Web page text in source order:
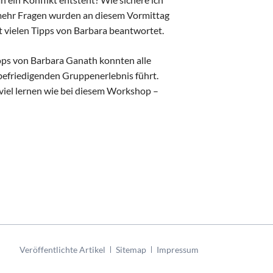
Fragen wurden an diesem Vormittag
Tipps von Barbara beantwortet.
von Barbara Ganath konnten alle
Gruppenerlebnis führt.
lernen wie bei diesem Workshop –
Navigation
Veröffentlichte Artikel Sitemap Impressum